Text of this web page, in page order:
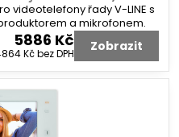
videotelefony řady V-LINE s
a mikrofonem.
5886 Kč
Kčbez DPH Zobrazit